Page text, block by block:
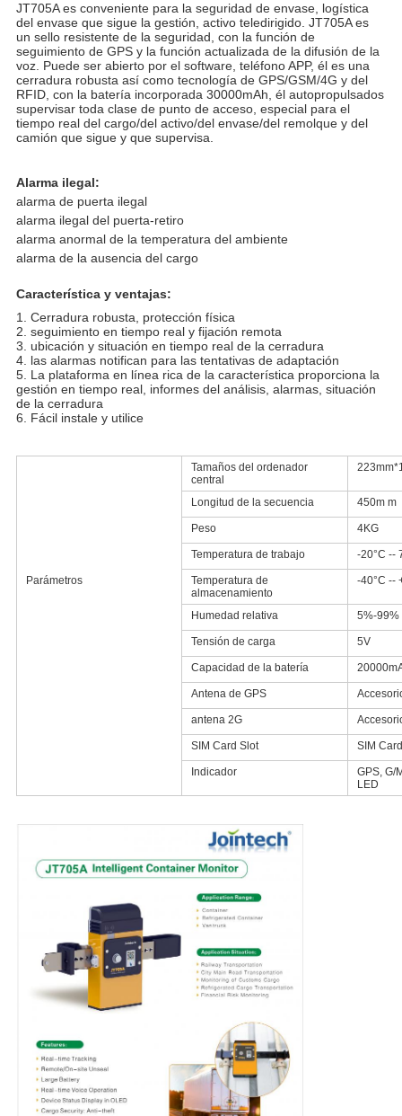
JT705A es conveniente para la seguridad de envase, logística
del envase que sigue la gestión, activo teledirigido. JT705A es
un sello resistente de la seguridad, con la función de
seguimiento de GPS y la función actualizada de la difusión de la
voz. Puede ser abierto por el software, teléfono APP, él es una
cerradura robusta así como tecnología de GPS/GSM/4G y del
RFID, con la batería incorporada 30000mAh, él autopropulsados
supervisar toda clase de punto de acceso, especial para el
tiempo real del cargo/del activo/del envase/del remolque y del
camión que sigue y que supervisa.
Alarma ilegal:
alarma de puerta ilegal
alarma ilegal del puerta-retiro
alarma anormal de la temperatura del ambiente
alarma de la ausencia del cargo
Característica y ventajas:
1. Cerradura robusta, protección física
2. seguimiento en tiempo real y fijación remota
3. ubicación y situación en tiempo real de la cerradura
4. las alarmas notifican para las tentativas de adaptación
5. La plataforma en línea rica de la característica proporciona la
gestión en tiempo real, informes del análisis, alarmas, situación
de la cerradura
6. Fácil instale y utilice
Parámetros
Tamaños del ordenador
central
Longitud de la secuencia 450m m
Peso 4KG
Temperatura de trabajo -20°C --
Temperatura de
almacenamiento
-40°C --
Humedad relativa 5%-99%
Tensión de carga 5V
Capacidad de la batería
Antena de GPS
antena 2G
SIM Card Slot SIM
Indicador
GPS, G/
LED